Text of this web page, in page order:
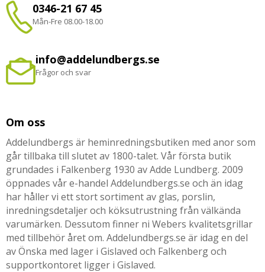
0346-21 67 45
Mån-Fre 08.00-18.00
info@addelundbergs.se
Frågor och svar
Om oss
Addelundbergs är heminredningsbutiken med anor som
går tillbaka till slutet av 1800-talet. Vår första butik
grundades i Falkenberg 1930 av Adde Lundberg. 2009
öppnades vår e-handel Addelundbergs.se och än idag
har håller vi ett stort sortiment av glas, porslin,
inredningsdetaljer och köksutrustning från välkända
varumärken. Dessutom finner ni Webers kvalitetsgrillar
med tillbehör året om. Addelundbergs.se är idag en del
av Önska med lager i Gislaved och Falkenberg och
supportkontoret ligger i Gislaved.